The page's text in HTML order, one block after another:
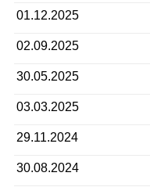
01.12.2025
02.09.2025
30.05.2025
03.03.2025
29.11.2024
30.08.2024